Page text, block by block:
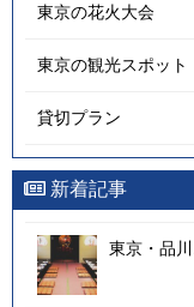
東京の花火大会
東京の観光スポット
貸切プラン
新着記事
東京・品